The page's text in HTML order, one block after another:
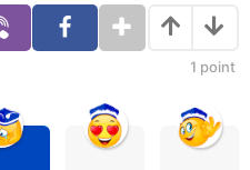
1 point